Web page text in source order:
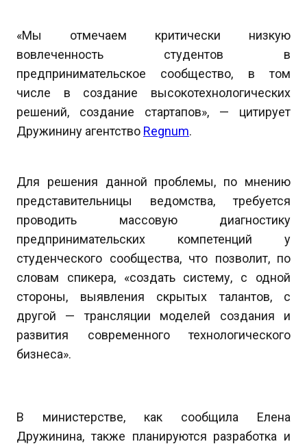
«Мы отмечаем критически низкую
вовлеченность студентов в
предпринимательское сообщество, в том
числе в создание высокотехнологических
решений, создание стартапов», — цитирует
Дружинину агентство Regnum.
Для решения данной проблемы, по мнению
представительницы ведомства, требуется
проводить массовую диагностику
предпринимательских компетенций у
студенческого сообщества, что позволит, по
словам спикера, «создать систему, с одной
стороны, выявления скрытых талантов, с
другой — трансляции моделей создания и
развития современного технологического
бизнеса».
В министерстве, как сообщила Елена
Дружинина, также планируются разработка и